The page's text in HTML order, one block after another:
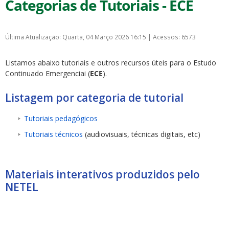
Categorias de Tutoriais - ECE
Última Atualização: Quarta, 04 Março 2026 16:15 | Acessos: 6573
Listamos abaixo tutoriais e outros recursos úteis para o Estudo
Continuado Emergenciai (ECE).
Listagem por categoria de tutorial
Tutoriais pedagógicos
Tutoriais técnicos (audiovisuais, técnicas digitais, etc)
Materiais interativos produzidos pelo
NETEL